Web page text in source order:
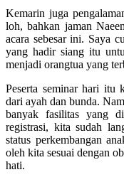
Kemarin juga
loh, bahkan jaman
acara sebesar ini. Saya
yang hadir siang itu
menjadi orangtua yang
Peserta seminar hari itu
dari ayah dan bunda.
banyak fasilitas yang
registrasi, kita sudah
status perkembangan
oleh kita sesuai dengan
hati.